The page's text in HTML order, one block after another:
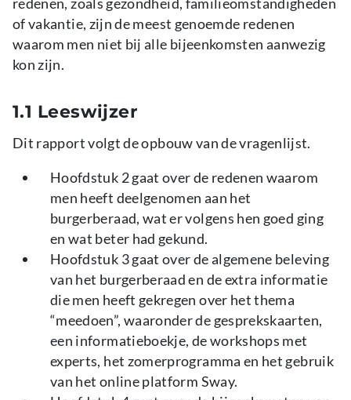
of vakantie, zijn de meest genoemde redenen
waarom men niet bij alle bijeenkomsten aanwezig
kon zijn.
1.1 Leeswijzer
Dit rapport volgt de opbouw van de vragenlijst.
Hoofdstuk 2 gaat over de redenen waarom
men heeft deelgenomen aan het
burgerberaad, wat er volgens hen goed ging
en wat beter had gekund.
Hoofdstuk 3 gaat over de algemene beleving
van het burgerberaad en de extra informatie
die men heeft gekregen over het thema
“meedoen”, waaronder de gesprekskaarten,
een informatieboekje, de workshops met
experts, het zomerprogramma en het gebruik
van het online platform Sway.